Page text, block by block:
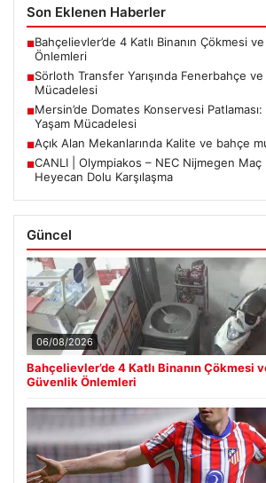
Son Eklenen Haberler
■Bahçelievler’de 4 Katlı Binanın Çökmesi
Önlemleri
■Sörloth Transfer Yarışında Fenerbahçe
Mücadelesi
■Mersin’de Domates Konservesi
Yaşam Mücadelesi
■Açık Alan Mekanlarında Kalite ve bahçe
■CANLI | Olympiakos – NEC Nijmegen Maç
Heyecan Dolu Karşılaşma
Güncel
06/08/2026
Bahçelievler’de 4 Katlı Binanın Çökmesi
Güvenlik Önlemleri